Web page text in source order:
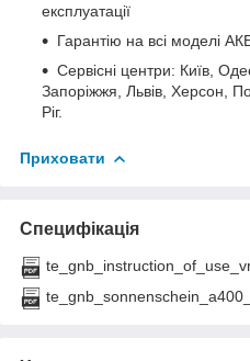
експлуатації
Гарантію на всі моделі
Сервісні центри: Київ,
Запоріжжя, Львів, Херсон,
Ріг.
Приховати
Специфікація